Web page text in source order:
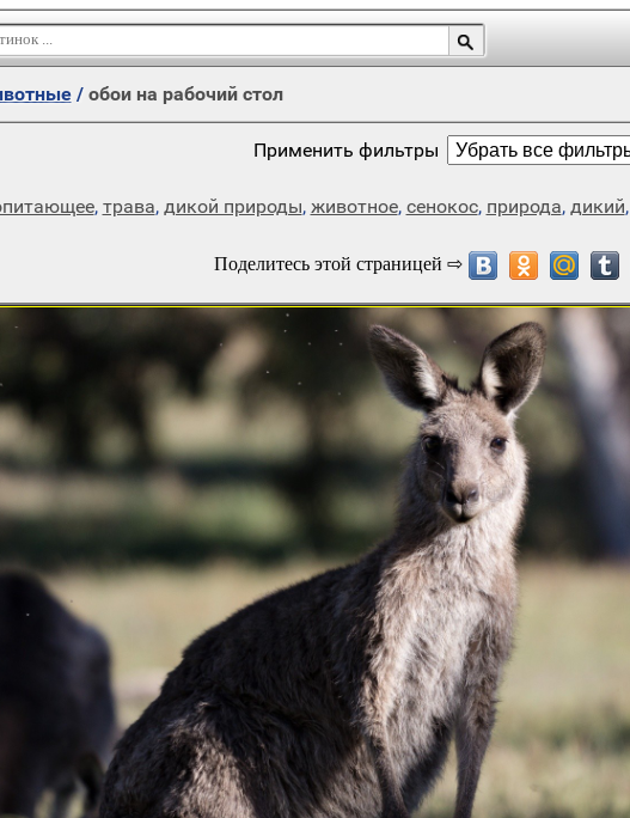
/ обои на рабочий стол
Применить фильтры
, трава, дикой природы, животное, сенокос, природа, дикий,